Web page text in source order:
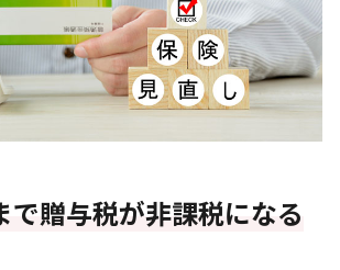
で贈与税が非課税になる